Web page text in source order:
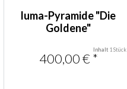
luma-Pyramide "Die
Goldene"
Inhalt 1 Stück
400,00 € *